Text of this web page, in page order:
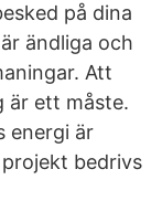
på dina
ändliga och
Att
är ett måste.
energi är
bedrivs